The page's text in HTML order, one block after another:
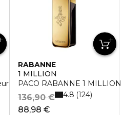
RABANNE
1 MILLION
PACO RABANNE 1
88,98 €
136,90 € 4.8 124